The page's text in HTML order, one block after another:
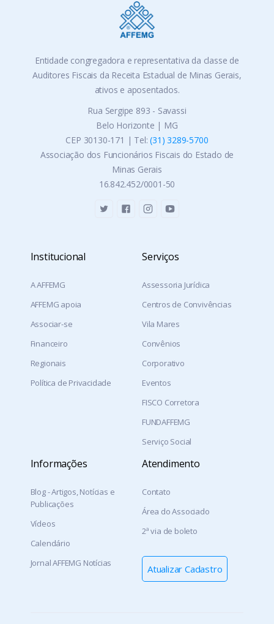
Entidade congregadora e representativa da classe de
Auditores Fiscais da Receita Estadual de Minas Gerais,
ativos e aposentados.
Rua Sergipe 893 - Savassi
Belo Horizonte | MG
CEP 30130-171 | Tel:(31) 3289-5700
Associação dos Funcionários Fiscais do Estado de
Minas Gerais
16.842.452/0001-50
Institucional
A AFFEMG
AFFEMG apoia
Associar-se
Financeiro
Regionais
Política de Privacidade
Serviços
Assessoria Jurídica
Centros de Convivências
Vila Mares
Convênios
Corporativo
Eventos
FISCO Corretora
FUNDAFFEMG
Serviço Social
Informações
Blog - Artigos, Notícias e
Publicações
Vídeos
Calendário
Jornal AFFEMG Notícias
Atendimento
Contato
Área do Associado
2ª via de boleto
Atualizar Cadastro